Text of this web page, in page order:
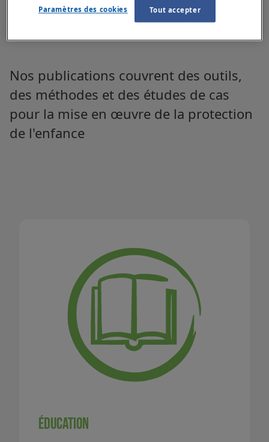
documentation
Nos publications couvrent des outils,
des méthodes et des études de cas
pour la mise en œuvre de la protection
de l'enfance
Éducation
Tout accepter
Paramètres des cookies